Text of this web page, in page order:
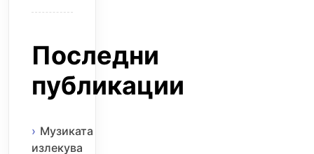
Последни
публикации
Музиката
излекува